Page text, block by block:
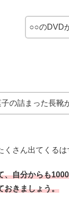
○○のDVD
の詰まった長靴
くさん出てくるは
、自分からも
おきましょう。